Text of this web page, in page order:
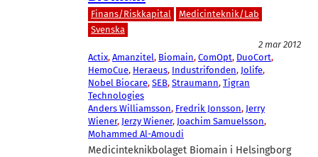
Finans/Riskkapital
Medicinteknik/Lab
Svenska
2 mar 2012
Actix, Amanzitel, Biomain, ComOpt, DuoCort
HemoCue, Heraeus, Industrifonden, Jolife
Nobel Biocare, SEB, Straumann, Tigran
Technologies
Anders Williamsson, Fredrik Jonsson, Jerry
Wiener, Jerzy Wiener, Joachim Samuelsson
Mohammed Al-Amoudi
Medicinteknikbolaget Biomain i Helsingborg